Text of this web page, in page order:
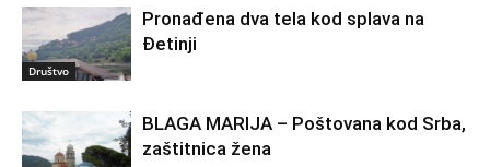
Društvo
Pronađena dva tela kod splava na
Đetinji
BLAGA MARIJA – Poštovana kod Srba,
zaštitnica žena